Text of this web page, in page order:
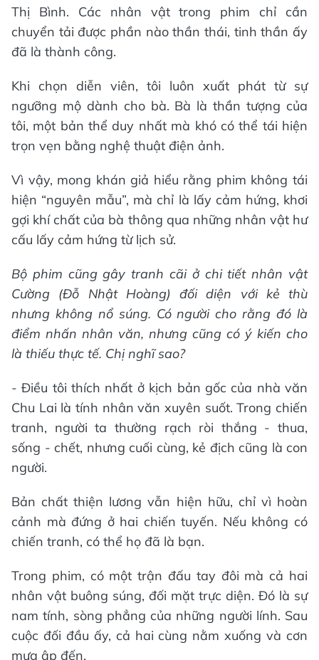
Thị Bình. Các nhân vật trong phim chỉ cần
chuyển tải được phần nào thần thái, tinh thần ấy
đã là thành công.
Khi chọn diễn viên, tôi luôn xuất phát từ sự
ngưỡng mộ dành cho bà. Bà là thần tượng của
tôi, một bản thể duy nhất mà khó có thể tái hiện
trọn vẹn bằng nghệ thuật điện ảnh.
Vì vậy, mong khán giả hiểu rằng phim không tái
hiện “nguyên mẫu”, mà chỉ là lấy cảm hứng, khơi
gợi khí chất của bà thông qua những nhân vật hư
cấu lấy cảm hứng từ lịch sử.
Bộ phim cũng gây tranh cãi ở chi tiết nhân vật
Cường (Đỗ Nhật Hoàng) đối diện với kẻ thù
nhưng không nổ súng. Có người cho rằng đó là
điểm nhấn nhân văn, nhưng cũng có ý kiến cho
là thiếu thực tế. Chị nghĩ sao?
- Điều tôi thích nhất ở kịch bản gốc của nhà văn
Chu Lai là tính nhân văn xuyên suốt. Trong chiến
tranh, người ta thường rạch ròi thắng - thua,
sống - chết, nhưng cuối cùng, kẻ địch cũng là con
người.
Bản chất thiện lương vẫn hiện hữu, chỉ vì hoàn
cảnh mà đứng ở hai chiến tuyến. Nếu không có
chiến tranh, có thể họ đã là bạn.
Trong phim, có một trận đấu tay đôi mà cả hai
nhân vật buông súng, đối mặt trực diện. Đó là sự
nam tính, sòng phẳng của những người lính. Sau
cuộc đối đầu ấy, cả hai cùng nằm xuống và cơn
mưa ập đến.